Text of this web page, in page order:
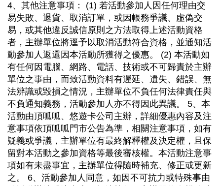
4、其他注意事項： (1) 若活動參加人因任何理由交
易失敗、退貨、取消訂單，或因帳務爭議、虛偽交
易，或其他違反誠信原則之方法取得上述活動資格
者，主辦單位將逕予以取消活動符合資格，並通知活
動參加人返還因本活動所獲得之優惠。 (2) 本活動如
有任何因電腦、網路、電話、技術或不可歸責於主辦
單位之事由，而致活動資料有遲延、遺失、錯誤、無
法辨識或毀損之情況，主辦單位不負任何法律責任與
不負通知義務，活動參加人亦不得因此異議。 5、本
活動由頂呱呱、悠遊卡公司主辦，詳細優惠內容及注
意事項依頂呱呱門市公告為準，相關注意事項，如有
疑義或爭議，主辦單位有最終解釋權及決定權，且保
留對本活動之參加資格等最後審核權。本活動注意事
項如有未盡事宜，主辦單位得隨時補充、修正或更新
之。 6、活動參加人同意，如因不可抗力或特殊事由